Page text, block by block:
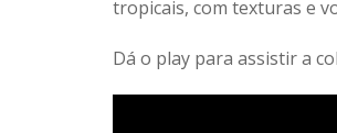
tropicais, com texturas e
Dá o play para assistir a